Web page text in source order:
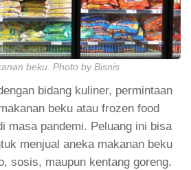
beku. Photo by Bisnis
bidang kuliner, permintaan
beku atau frozen food
masa pandemi. Peluang ini bisa
menjual aneka makanan beku
sosis, maupun kentang goreng.